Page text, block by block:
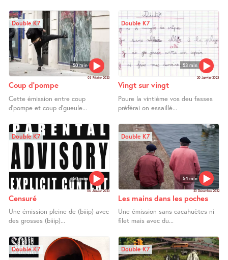
50 min
Double K7
03 Février 2023
Coup d’pompe
Cette émission entre coup
d’pompe et coup d’gueule...
53 min
Double K7
20 Janvier 2023
Vingt sur vingt
Poure la vintième vos deu fasses
préférai on essaillé...
50 min
Double K7
06 Janvier 2023
Censuré
Une émission pleine de (biiip) avec
des grosses (biiip)...
54 min
Double K7
23 Décembre 2022
Les mains dans les poches
Une émission sans cacahuètes ni
filet mais avec du...
Double K7 Double K7